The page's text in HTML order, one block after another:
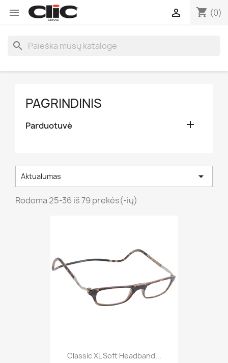
 shopping_cart (0)

search
PAGRINDINIS
Parduotuvė 
Aktualumas 
Rodoma 25-36 iš 79 prekės(-ių)
Classic XL Soft Headband...